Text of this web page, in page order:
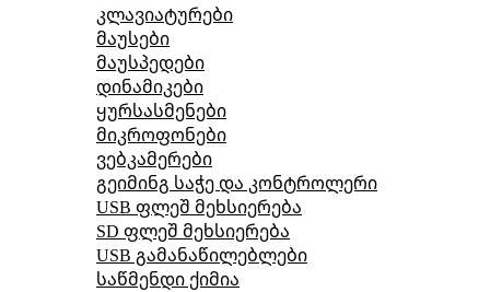
კლავიატურები
მაუსები
მაუსპედები
დინამიკები
ყურსასმენები
მიკროფონები
ვებკამერები
გეიმინგ საჭე და კონტროლერი
USB ფლეშ მეხსიერება
SD ფლეშ მეხსიერება
USB გამანაწილებლები
საწმენდი ქიმია